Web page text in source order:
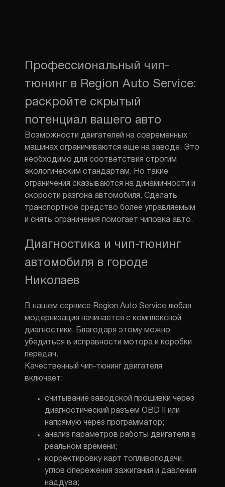
Профессиональный чип-
тюнинг в Region Auto Service:
раскройте скрытый
потенциал вашего авто
Возможности двигателей на современных
машинах ограничиваются еще на заводе. Это
необходимо для соответствия строгим
экологическим стандартам. Но такие
ограничения сказываются на динамичности и
скорости разгона автомобиля. Сделать
транспортное средство более управляемым
и снять ограничения помогает чиповка авто.
Диагностика и чип-тюнинг
автомобиля в городе
Николаев
В нашем сервисе Region Auto Service любая
модернизация начинается с комплексной
диагностики. Благодаря этому можно
убедиться в исправности мотора и коробки
передач.
Качественный чип-тюнинг двигателя
включает:
считывание заводской прошивки через
диагностический разъем OBD II или
напрямую через программатор;
анализ параметров работы двигателя в
реальном времени;
корректировку карт топливоподачи,
углов опережения зажигания и давления
наддува;